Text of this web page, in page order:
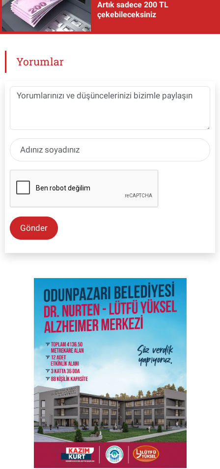
Artık sadece 200 TL
çekebileceksiniz
Yorumlar
Gönder